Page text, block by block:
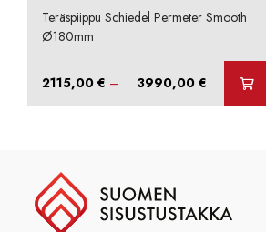
Teräspiippu Schiedel Permeter Smooth
Ø180mm
2115,00 € – 3990,00 € Hintaluokka: